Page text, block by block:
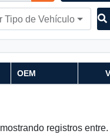
Tipo de Vehículo
OEM
registros entre.